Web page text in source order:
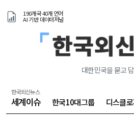
190개국 40개 언어
AI 기반 데이터저널
대한민국을 묻고
한국외신뉴스
세계이슈 한국10대그룹 디스클